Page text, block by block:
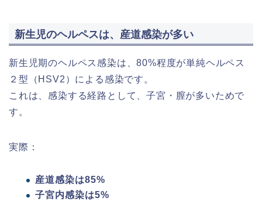
新生児のヘルペスは、産道感染が多い
新生児期のヘルペス感染は、80%程度が単純ヘルペス
２型（HSV2）による感染です。
これは、感染する経路として、子宮・膣が多いためで
す。
実際：
産道感染は85%
子宮内感染は5%